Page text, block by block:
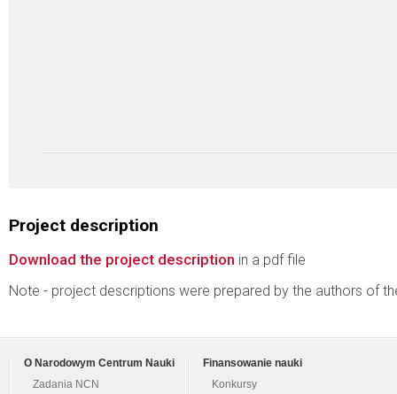
Project description
Download the project description in a pdf file
Note - project descriptions were prepared by the authors of
O Narodowym Centrum Nauki
Zadania NCN
Finansowanie nauki
Konkursy